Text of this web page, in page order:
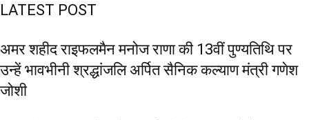
LATEST POST
अमर शहीद राइफलमैन मनोज राणा की 13वीं पुण्यतिथि पर
उन्हें भावभीनी श्रद्धांजलि अर्पित सैनिक कल्याण मंत्री गणेश
जोशी